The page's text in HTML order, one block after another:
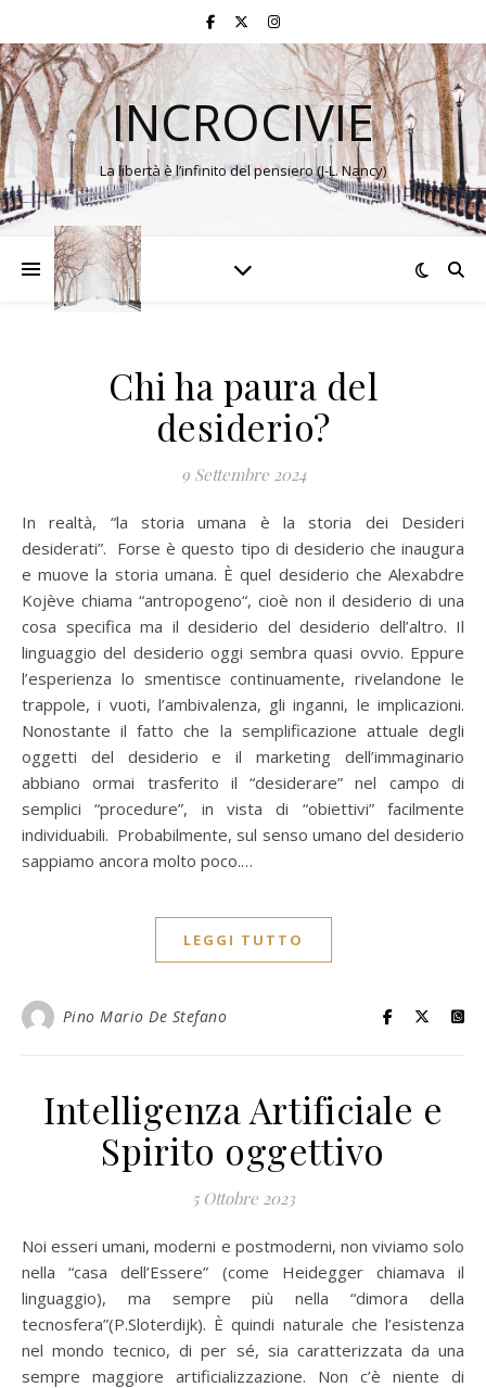
INCROCIVIE
La libertà è l’infinito del pensiero (J-L. Nancy)
Chi ha paura del
desiderio?
9 Settembre 2024
In realtà, “la storia umana è la storia dei Desideri
desiderati”. Forse è questo tipo di desiderio che inaugura
e muove la storia umana. È quel desiderio che Alexabdre
Kojève chiama “antropogeno“, cioè non il desiderio di una
cosa specifica ma il desiderio del desiderio dell’altro. Il
linguaggio del desiderio oggi sembra quasi ovvio. Eppure
l’esperienza lo smentisce continuamente, rivelandone le
trappole, i vuoti, l’ambivalenza, gli inganni, le implicazioni.
Nonostante il fatto che la semplificazione attuale degli
oggetti del desiderio e il marketing dell’immaginario
abbiano ormai trasferito il “desiderare” nel campo di
semplici “procedure”, in vista di “obiettivi” facilmente
individuabili. Probabilmente, sul senso umano del desiderio
sappiamo ancora molto poco.…
LEGGI TUTTO
Pino Mario De Stefano
Intelligenza Artificiale e
Spirito oggettivo
5 Ottobre 2023
Noi esseri umani, moderni e postmoderni, non viviamo solo
nella “casa dell’Essere” (come Heidegger chiamava il
linguaggio), ma sempre più nella “dimora della
tecnosfera”(P.Sloterdijk). È quindi naturale che l’esistenza
nel mondo tecnico, di per sé, sia caratterizzata da una
sempre maggiore artificializzazione. Non c’è niente di